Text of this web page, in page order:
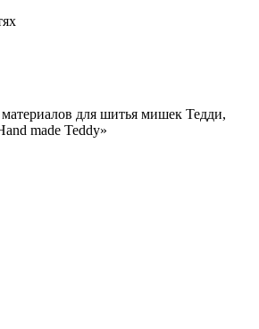
для шитья мишек Тедди,
made Teddy»